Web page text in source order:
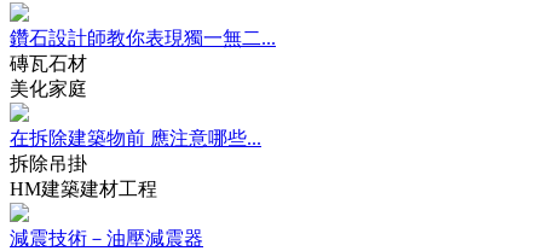
鑽石設計師教你表現獨一無二...
磚瓦石材
美化家庭
在拆除建築物前 應注意哪些...
拆除吊掛
HM建築建材工程
減震技術－油壓減震器